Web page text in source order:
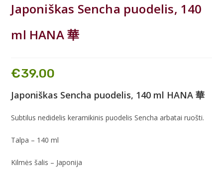
Japoniškas Sencha puodelis, 140
ml HANA 華
€39.00
Japoniškas Sencha puodelis, 140 ml HANA 華
Subtilus nedidelis keramikinis puodelis Sencha arbatai ruošti.
Talpa – 140 ml
Kilmės šalis – Japonija